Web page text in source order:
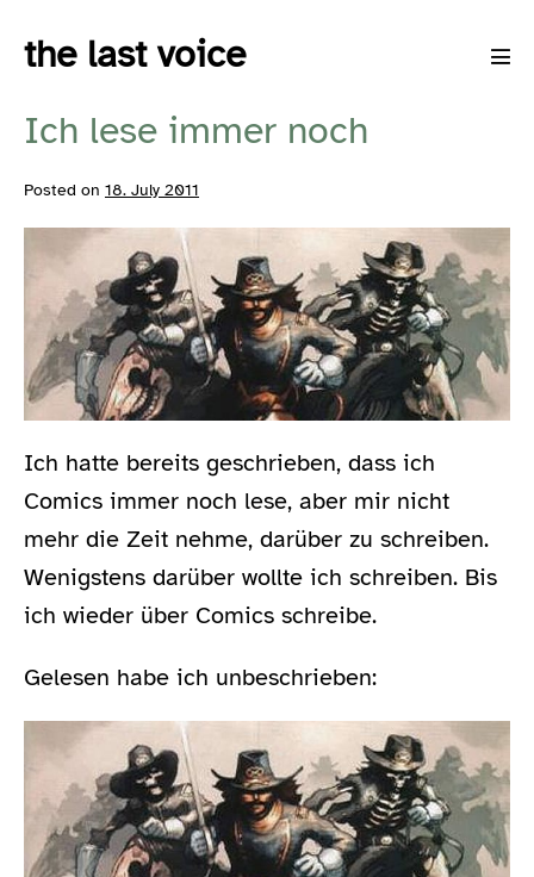
the last voice
Ich lese immer noch
Posted on 18. July 2011
Ich hatte bereits geschrieben, dass ich
Comics immer noch lese, aber mir nicht
mehr die Zeit nehme, darüber zu schreiben.
Wenigstens darüber wollte ich schreiben. Bis
ich wieder über Comics schreibe.
Gelesen habe ich unbeschrieben: